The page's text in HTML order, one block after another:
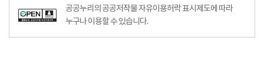
공공누리의 공공저작물 자유이용허락 표시제도에 따라
누구나 이용할 수 있습니다.